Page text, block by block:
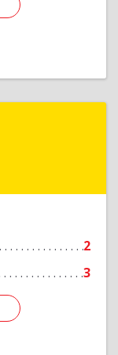
2
3